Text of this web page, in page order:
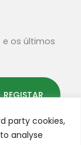
party cookies,
analyse
os últimos
REGISTAR